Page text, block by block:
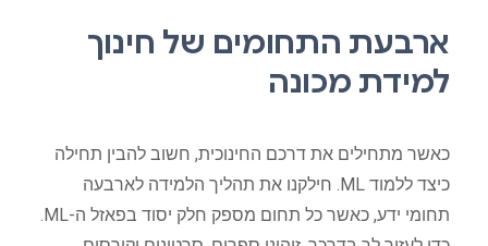
ארבעת התחומים של חינוך
למידת מכונה
כאשר מתחילים את דרכם החינוכית, חשוב להבין תחילה
כיצד ללמוד ML. חילקנו את תהליך הלמידה לארבעה